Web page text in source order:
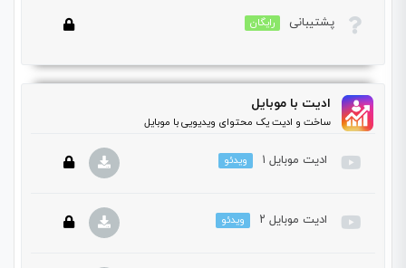
این بخش خصوصی می باشد. برای دسترسی کامل به دروس این
پشتیبانی رایگان
این بخش خصوصی می باشد. برای دسترسی کامل به دروس این
دوره باید این دوره را خریداری نمایید.
ادیت با موبایل
ساخت و ادیت یک محتوای ویدیویی با موبایل
ادیت موبایل ۱ ویدئو
این بخش خصوصی می باشد. برای دسترسی کامل به دروس این
ادیت موبایل ۲ ویدئو